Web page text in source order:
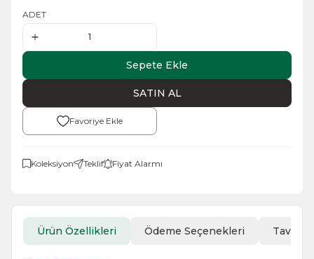
ADET
Sepete Ekle
SATIN AL
Favoriye Ekle
Koleksiyon Teklif Fiyat Alarmı
Ürün Özellikleri Ödeme Seçenekleri Tavsiye